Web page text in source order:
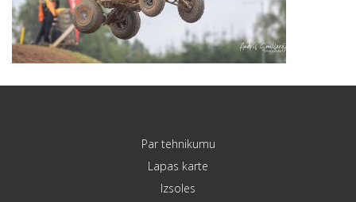
Par tehnikumu
Lapas karte
Izsoles